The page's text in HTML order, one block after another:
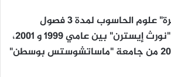
ودرس "أحمد أبو سمرة" علوم الحاسوب لمدة 3 فصول
دراسية، في جامعة "نورث إيسترن" بين عامي 1999 و 2001،
ثم تخرج في عام 2006 من جامعة "ماساتشوستس بوسطن"